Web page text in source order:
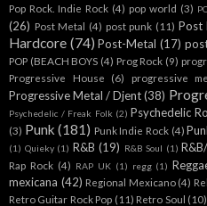
Pop Rock. Indie Rock (4) pop world (3)
(26) Post Metal (4) post punk (11) Post
Hardcore (74) Post-Metal (17)
POP (BEACH BOYS (4) Prog Rock (9)
Progressive House (6) progressive
Progressive Metal / Djent (38)
Psychedelic / Freak Folk (2) Psychedelic
(3) Punk (181) Punk Indie Rock (4)
(1) Quieky (1) R&B (19) R&B Soul (1)
Rap Rock (4) RAP UK (1) regg (1)
mexicana (42) Regional Mexicano (4)
Retro Guitar Rock Pop (11) Retro Soul (10)